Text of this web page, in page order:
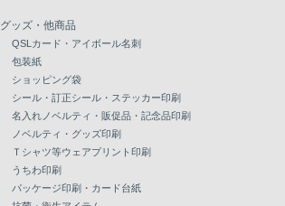
グッズ・他商品
QSLカード・アイボール名刺
包装紙
ショッピング袋
シール・訂正シール・ステッカー印刷
名入れノベルティ・販促品・記念品印刷
ノベルティ・グッズ印刷
Ｔシャツ等ウェアプリント印刷
うちわ印刷
パッケージ印刷・カード台紙